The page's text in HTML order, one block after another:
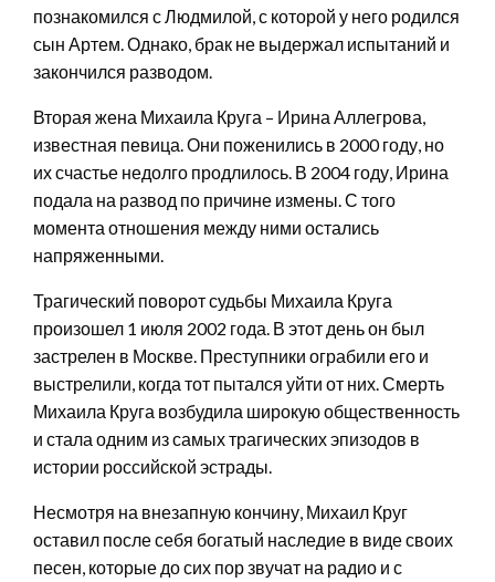
познакомился с Людмилой, с которой у него родился
сын Артем. Однако, брак не выдержал испытаний и
закончился разводом.
Вторая жена Михаила Круга – Ирина Аллегрова,
известная певица. Они поженились в 2000 году, но
их счастье недолго продлилось. В 2004 году, Ирина
подала на развод по причине измены. С того
момента отношения между ними остались
напряженными.
Трагический поворот судьбы Михаила Круга
произошел 1 июля 2002 года. В этот день он был
застрелен в Москве. Преступники ограбили его и
выстрелили, когда тот пытался уйти от них. Смерть
Михаила Круга возбудила широкую общественность
и стала одним из самых трагических эпизодов в
истории российской эстрады.
Несмотря на внезапную кончину, Михаил Круг
оставил после себя богатый наследие в виде своих
песен, которые до сих пор звучат на радио и с